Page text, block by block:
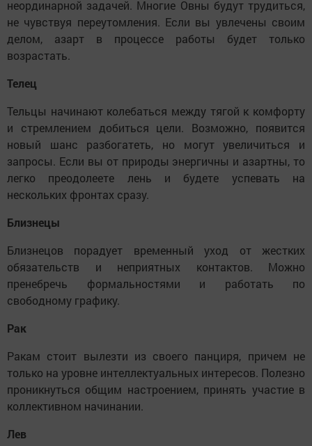
неординарной задачей. Многие Овны будут трудиться,
не чувствуя переутомления. Если вы увлечены своим
делом, азарт в процессе работы будет только
возрастать.
Телец
Тельцы начинают колебаться между тягой к комфорту
и стремлением добиться цели. Возможно, появится
новый шанс разбогатеть, но могут увеличиться и
запросы. Если вы от природы энергичны и азартны, то
легко преодолеете лень и будете успевать на
нескольких фронтах сразу.
Близнецы
Близнецов порадует временный уход от жестких
обязательств и неприятных контактов. Можно
пренебречь формальностями и работать по
свободному графику.
Рак
Ракам стоит вылезти из своего панциря, причем не
только на уровне интеллектуальных интересов. Полезно
проникнуться общим настроением, принять участие в
коллективном начинании.
Лев